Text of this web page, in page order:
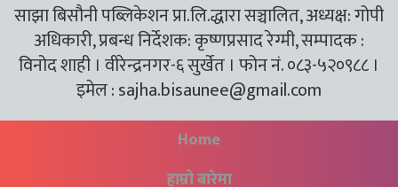
साझा बिसौनी पब्लिकेशन प्रा.लि.द्धारा सञ्चालित, अध्यक्ष: गोपी
अधिकारी, प्रबन्ध निर्देशक: कृष्णप्रसाद रेग्मी, सम्पादक :
विनोद शाही । वीरेन्द्रनगर-६ सुर्खेत । फोन नं. ०८३-५२०९८८ ।
इमेल :sajha.bisaunee@gmail.com
Home
हाम्रो बारेमा